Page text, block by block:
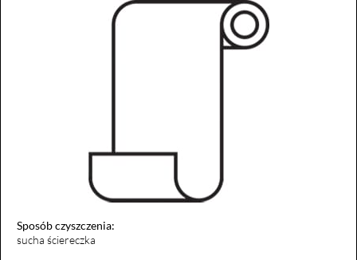
Sposób czyszczenia:
sucha ściereczka